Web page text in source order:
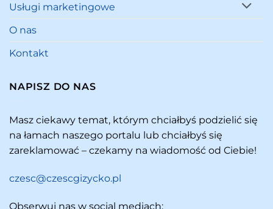
Usługi marketingowe
O nas
Kontakt
NAPISZ DO NAS
Masz ciekawy temat, którym chciałbyś podzielić się
na łamach naszego portalu lub chciałbyś się
zareklamować – czekamy na wiadomość od Ciebie!
czesc@czescgizycko.pl
Obserwuj nas w social mediach: